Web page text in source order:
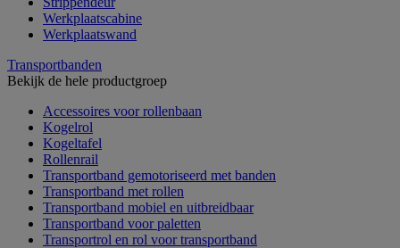
Werkplaatscabine
Werkplaatswand
Transportbanden
Bekijk de hele productgroep
Accessoires voor rollenbaan
Kogelrol
Kogeltafel
Rollenrail
Transportband gemotoriseerd met banden
Transportband met rollen
Transportband mobiel en uitbreidbaar
Transportband voor paletten
Transportrol en rol voor transportband